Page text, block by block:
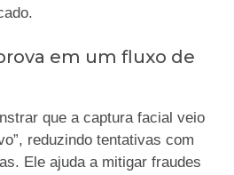
em um fluxo de
que a captura facial veio
reduzindo tentativas com
Ele ajuda a mitigar fraudes